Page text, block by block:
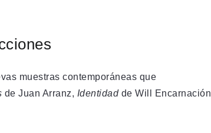
muestras contemporáneas que
de Juan Arranz, Identidadde Will Encarnación